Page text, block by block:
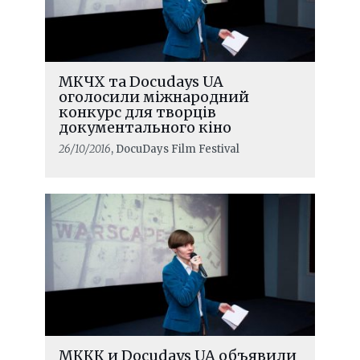
МКЧХ та Docudays UA
оголосили міжнародний
конкурс для творців
документального кіно
26/10/2016, DocuDays Film Festival
МККК и Docudays UA объявили